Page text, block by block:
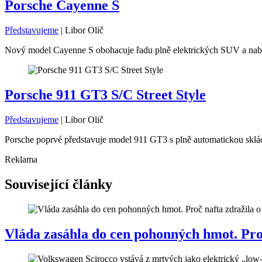
Porsche Cayenne S
Představujeme | Libor Olič
Nový model Cayenne S obohacuje řadu plně elektrických SUV a
Porsche 911 GT3 S/C Street Style
Představujeme | Libor Olič
Porsche poprvé představuje model 911 GT3 s plně automatickou
Reklama
Související články
Vláda zasáhla do cen pohonných hmot.